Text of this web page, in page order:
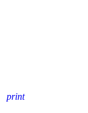
print